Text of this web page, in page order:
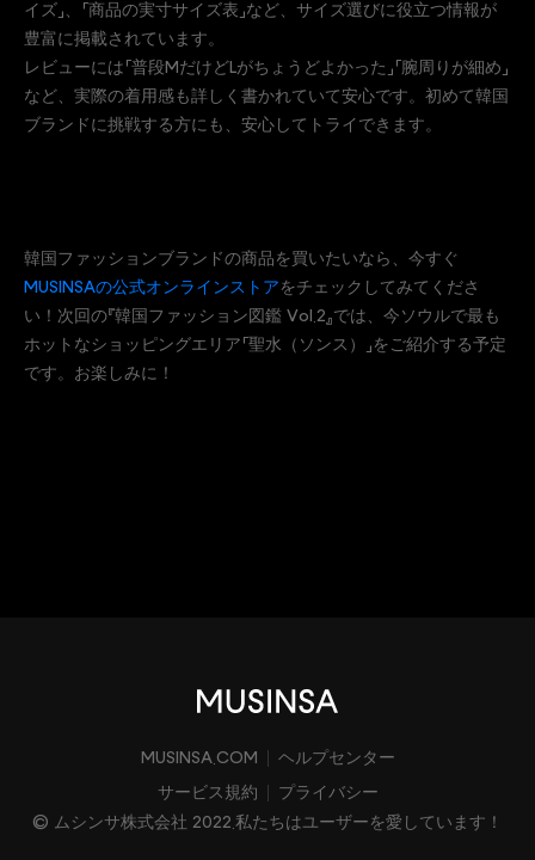
イズ」、「商品の実寸サイズ表」など、サイズ選びに役立つ情報が
豊富に掲載されています。
レビューには「普段MだけどLがちょうどよかった」「腕周りが細め」
など、実際の着用感も詳しく書かれていて安心です。初めて韓国
ブランドに挑戦する方にも、安心してトライできます。
韓国ファッションブランドの商品を買いたいなら、今すぐ
MUSINSAの公式オンラインストア をチェックしてみてくださ
い！次回の『韓国ファッション図鑑 Vol.2』では、今ソウルで最も
ホットなショッピングエリア「聖水（ソンス）」をご紹介する予定
です。お楽しみに！
MUSINSA.COM ヘルプセンター
サービス規約
プライバシー
© ムシンサ株式会社 2022.私たちはユーザーを愛しています！